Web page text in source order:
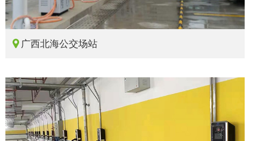
 广西北海公交场站